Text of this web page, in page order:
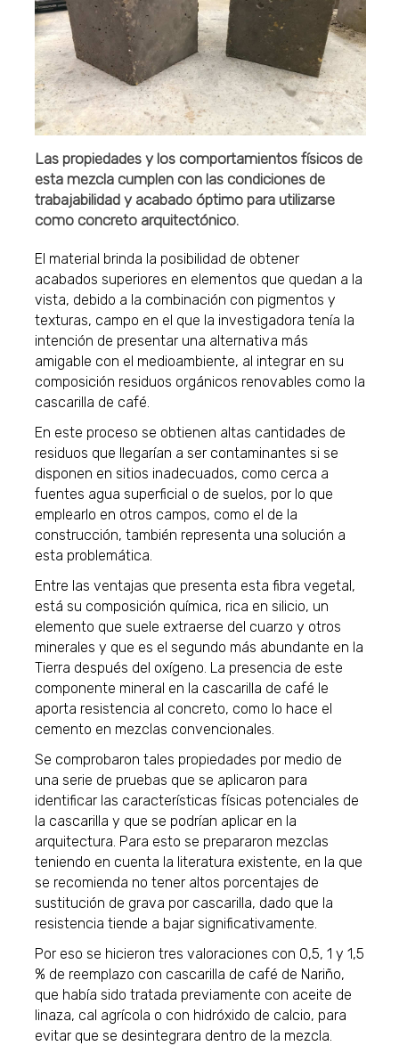
Las propiedades y los comportamientos físicos de
esta mezcla cumplen con las condiciones de
trabajabilidad y acabado óptimo para utilizarse
como concreto arquitectónico.
El material brinda la posibilidad de obtener
acabados superiores en elementos que quedan a la
vista, debido a la combinación con pigmentos y
texturas, campo en el que la investigadora tenía la
intención de presentar una alternativa más
amigable con el medioambiente, al integrar en su
composición residuos orgánicos renovables como la
cascarilla de café.
En este proceso se obtienen altas cantidades de
residuos que llegarían a ser contaminantes si se
disponen en sitios inadecuados, como cerca a
fuentes agua superficial o de suelos, por lo que
emplearlo en otros campos, como el de la
construcción, también representa una solución a
esta problemática.
Entre las ventajas que presenta esta fibra vegetal,
está su composición química, rica en silicio, un
elemento que suele extraerse del cuarzo y otros
minerales y que es el segundo más abundante en la
Tierra después del oxígeno. La presencia de este
componente mineral en la cascarilla de café le
aporta resistencia al concreto, como lo hace el
cemento en mezclas convencionales.
Se comprobaron tales propiedades por medio de
una serie de pruebas que se aplicaron para
identificar las características físicas potenciales de
la cascarilla y que se podrían aplicar en la
arquitectura. Para esto se prepararon mezclas
teniendo en cuenta la literatura existente, en la que
se recomienda no tener altos porcentajes de
sustitución de grava por cascarilla, dado que la
resistencia tiende a bajar significativamente.
Por eso se hicieron tres valoraciones con 0,5, 1 y 1,5
% de reemplazo con cascarilla de café de Nariño,
que había sido tratada previamente con aceite de
linaza, cal agrícola o con hidróxido de calcio, para
evitar que se desintegrara dentro de la mezcla.